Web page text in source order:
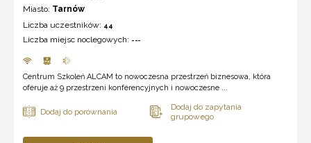
Miasto: Tarnów
Liczba uczestników: 44
Liczba miejsc noclegowych: ---
Centrum Szkoleń ALCAM to nowoczesna przestrzeń biznesowa, która
oferuje aż 9 przestrzeni konferencyjnych i nowoczesne ...